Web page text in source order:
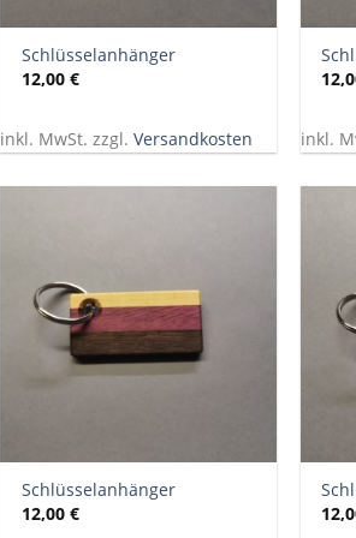
Schlüsselanhänger
12,00 €
inkl. MwSt. zzgl.Versandkosten inkl.
Schlüsselanhänger
12,00 €